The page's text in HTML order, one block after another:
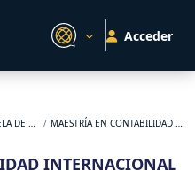
Acceder
ESCUELA DE NEGOCIOS MAESTRÍA EN CONTABILIDAD INTERNACIONAL
INTERNACIONAL